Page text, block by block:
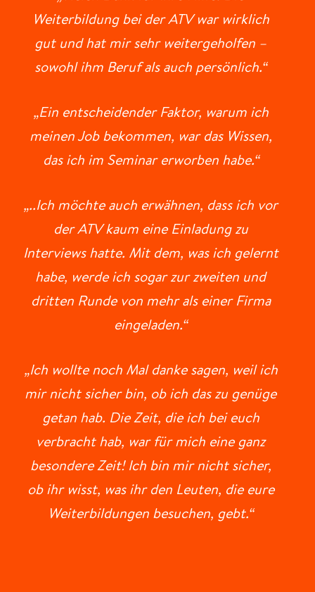
Weiterbildung bei der ATV war wirklich
gut und hat mir sehr weitergeholfen –
sowohl ihm Beruf als auch persönlich.“
„Ein entscheidender Faktor, warum ich
meinen Job bekommen, war das Wissen,
das ich im Seminar erworben habe.“
„..Ich möchte auch erwähnen, dass ich vor
der ATV kaum eine Einladung zu
Interviews hatte. Mit dem, was ich gelernt
habe, werde ich sogar zur zweiten und
dritten Runde von mehr als einer Firma
eingeladen.“
„Ich wollte noch Mal danke sagen, weil ich
mir nicht sicher bin, ob ich das zu genüge
getan hab. Die Zeit, die ich bei euch
verbracht hab, war für mich eine ganz
besondere Zeit! Ich bin mir nicht sicher,
ob ihr wisst, was ihr den Leuten, die eure
Weiterbildungen besuchen, gebt.“